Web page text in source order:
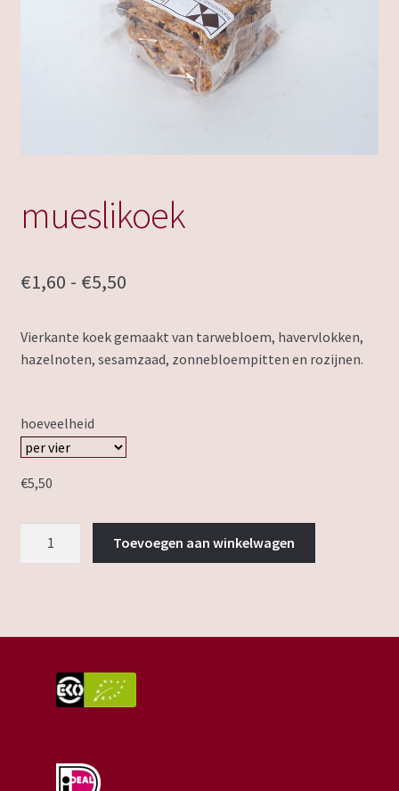
mueslikoek
€1,60 - €5,50Prijsklasse:
tot
Vierkante koek gemaakt van tarwebloem, havervlokken,
hazelnoten, sesamzaad, zonnebloempitten en rozijnen.
hoeveelheid
€5,50
Toevoegen aan winkelwagen